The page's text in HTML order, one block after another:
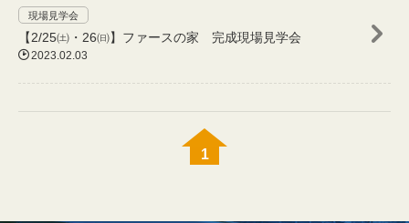
現場見学会
【2/25㈯・26㈰】ファースの家 完成現場見学会
2023.02.03
1